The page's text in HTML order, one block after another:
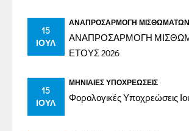
15
ΙΟΎΛ
ΑΝΑΠΡΟΣΑΡΜΟΓΉ ΜΙΣΘΩΜΆΤΩΝ
ΑΝΑΠΡΟΣΑΡΜΟΓΗ
ΕΤΟΥΣ 2026
15
ΙΟΎΛ
ΜΗΝΙΑΊΕΣ ΥΠΟΧΡΕΏΣΕΙΣ
Φορολογικές Υποχρεώσεις